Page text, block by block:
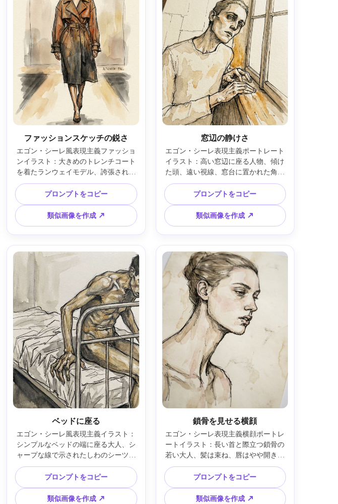
ファッションスケッチの鋭さ
エゴン・シーレ風表現主義ファッショ
ンイラスト：大きめのトレンチコート
を着たランウェイモデル、誇張された
長い脚と尖った肘、生々しい輪郭線と
ギザギザの斜線、くすんだタン、チャ
コール、錆の水彩、薄い長方形のフレ
ームを持つ背景、大胆なエディトリア
ル姿勢、プロ品質、85mmレンズ、浅
い被写界深度、やわらかい映画的照明
―ar 4:5
プロンプトをコピー
類似画像を作成 ↗
窓辺の静けさ
エゴン・シーレ表現主義ポートレート
イラスト：高い窓辺に座る人物、傾け
た頭、遠い視線、窓台に置かれた角ば
った手、荒い線と不均一なインク密
度、淡い水彩肌と暖かいオーカー影、
背景は空で建築線のみ、穏やかな悲し
み、高精細紙の質感、85mmレンズ、
浅い被写界深度、やわらかい映画的照
明 ―ar 4:5
プロンプトをコピー
類似画像を作成 ↗
ベッドに座る
エゴン・シーレ風表現主義イラスト：
シンプルなベッドの端に座る大人、シ
ャープな線で示されたしわのシーツ、
緊張した肩、マットレスを握る長い
指、生々しい輪郭と斜線影、オーカー
と灰色のくすんだ水彩、余白の多い背
景、親密な静けさ、プロ品質、85mm
プロンプトをコピー
類似画像を作成 ↗
鎖骨を見せる横顔
エゴン・シーレ表現主義横顔ポートレ
ートイラスト：長い首と際立つ鎖骨の
若い大人、髪は束ね、唇はやや開き、
荒いインク輪郭とシャープな角、セピ
アと淡いバラ色の抑えた水彩、淡い染
みの簡素な背景、強い熟考ムード、傑
作品質、85mmレンズ、浅い被写界深
プロンプトをコピー
類似画像を作成 ↗